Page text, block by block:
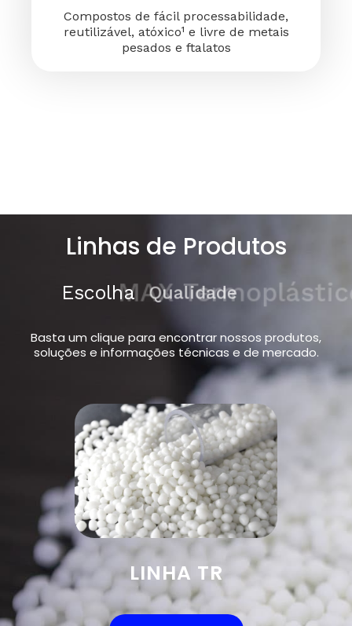
Compostos de fácil processabilidade,
reutilizável, atóxico¹ e livre de metais
pesados e ftalatos
Linhas de Produtos
Escolha MAX Termoplásticos
Basta um clique para encontrar nossos produtos,
soluções e informações técnicas e de mercado.
LINHA TR